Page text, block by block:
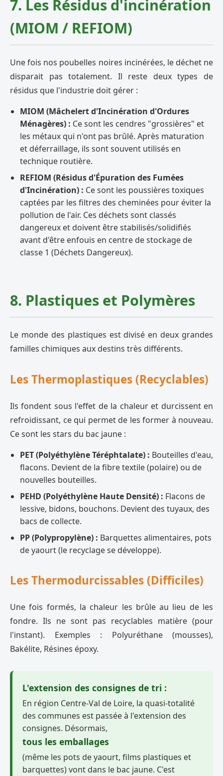
7. Les Résidus d'incinération
(MIOM / REFIOM)
Une fois nos poubelles noires incinérées, le déchet ne
disparait pas totalement. Il reste deux types de
résidus que l'industrie doit gérer :
MIOM (Mâchelert d'Incinération d'Ordures
Ménagères) : Ce sont les cendres "grossières" et
les métaux qui n'ont pas brûlé. Après maturation
et déferraillage, ils sont souvent utilisés en
technique routière.
REFIOM (Résidus d'Épuration des Fumées
d'Incinération) : Ce sont les poussières toxiques
captées par les filtres des cheminées pour éviter la
pollution de l'air. Ces déchets sont classés
dangereux et doivent être stabilisés/solidifiés
avant d'être enfouis en centre de stockage de
classe 1 (Déchets Dangereux).
8. Plastiques et Polymères
Le monde des plastiques est divisé en deux grandes
familles chimiques aux destins très différents.
Les Thermoplastiques (Recyclables)
Ils fondent sous l'effet de la chaleur et durcissent en
refroidissant, ce qui permet de les former à nouveau.
Ce sont les stars du bac jaune :
PET (Polyéthylène Téréphtalate) : Bouteilles d'eau,
flacons. Devient de la fibre textile (polaire) ou de
nouvelles bouteilles.
PEHD (Polyéthylène Haute Densité) : Flacons de
lessive, bidons, bouchons. Devient des tuyaux, des
bacs de collecte.
PP (Polypropylène) : Barquettes alimentaires, pots
de yaourt (le recyclage se développe).
Les Thermodurcissables (Difficiles)
Une fois formés, la chaleur les brûle au lieu de les
fondre. Ils ne sont pas recyclables matière (pour
l'instant). Exemples : Polyuréthane (mousses),
Bakélite, Résines époxy.
L'extension des consignes de tri :
En région Centre-Val de Loire, la quasi-totalité
des communes est passée à l'extension des
consignes. Désormais,
tous les emballages
(même les pots de yaourt, films plastiques et
barquettes) vont dans le bac jaune. C'est